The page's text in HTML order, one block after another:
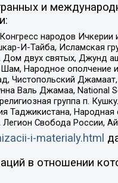
и
народов Ичкерии
И-Тайба, Исламская
двух святых, Джунд
Народное
Валь Джамаа, National
группа п.
Свобода России,
i-materialy.html
в отношении